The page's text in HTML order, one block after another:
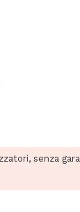
senza